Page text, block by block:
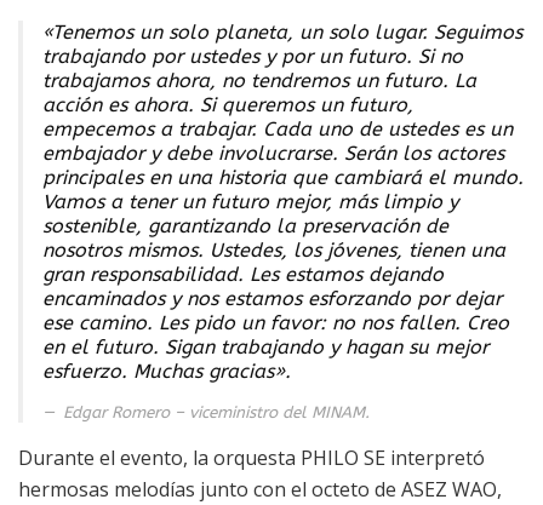
«Tenemos un solo planeta, un solo lugar. Seguimos
trabajando por ustedes y por un futuro. Si no
trabajamos ahora, no tendremos un futuro. La
acción es ahora. Si queremos un futuro,
empecemos a trabajar. Cada uno de ustedes es un
embajador y debe involucrarse. Serán los actores
principales en una historia que cambiará el mundo.
Vamos a tener un futuro mejor, más limpio y
sostenible, garantizando la preservación de
nosotros mismos. Ustedes, los jóvenes, tienen una
gran responsabilidad. Les estamos dejando
encaminados y nos estamos esforzando por dejar
ese camino. Les pido un favor: no nos fallen. Creo
en el futuro. Sigan trabajando y hagan su mejor
esfuerzo. Muchas gracias».
Edgar Romero – viceministro del MINAM.
Durante el evento, la orquesta PHILO SE interpretó
hermosas melodías junto con el octeto de ASEZ WAO,